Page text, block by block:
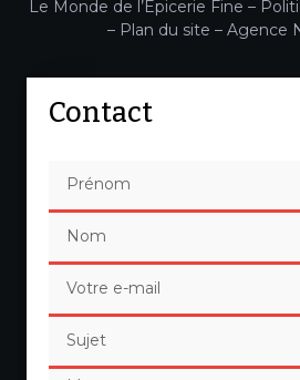
Le Monde de l’Épicerie Fine –
– Plan du site – Agence
Contact